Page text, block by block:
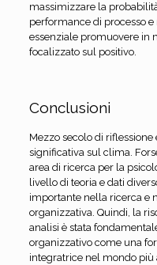
massimizzare la
performance di processo
essenziale promuovere in
focalizzato sul positivo.
Conclusioni
Mezzo secolo di
significativa sul clima.
area di ricerca per la
livello di teoria e dati
importante nella ricerca e
organizzativa. Quindi, la
analisi è stata
organizzativo come una
integratrice nel mondo